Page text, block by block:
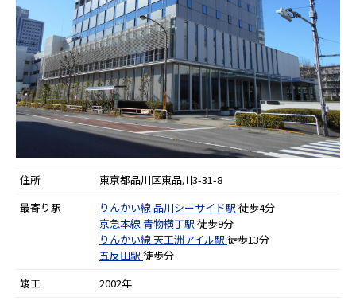
住所
東京都品川区東品川3-31-8
最寄り駅
りんかい線品川シーサイド駅 徒歩4分
京急本線青物横丁駅 徒歩9分
りんかい線天王洲アイル駅 徒歩13分
五反田駅 徒歩分
竣工
2002年